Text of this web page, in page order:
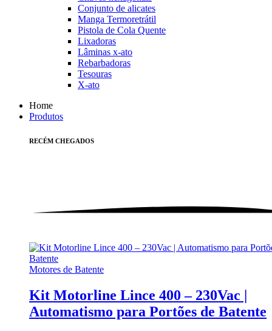
Conjunto de alicates
Manga Termoretrátil
Pistola de Cola Quente
Lixadoras
Lâminas x-ato
Rebarbadoras
Tesouras
X-ato
Home
Produtos
RECÉM CHEGADOS
Motores de Batente
Kit Motorline Lince 400 – 230Vac |
Automatismo para Portões de Batente